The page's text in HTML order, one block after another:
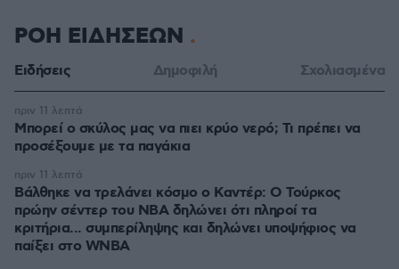
ΡΟΗ ΕΙΔΗΣΕΩΝ
Ειδήσεις Δημοφιλή Σχολιασμένα
Μπορεί ο σκύλος μας να πιει κρύο νερό; Τι πρέπει να
προσέξουμε με τα παγάκια
πριν 11 λεπτά
Βάλθηκε να τρελάνει κόσμο ο Καντέρ: Ο Τούρκος
πρώην σέντερ του NBA δηλώνει ότι πληροί τα
κριτήρια... συμπερίληψης και δηλώνει υποψήφιος να
παίξει στο WNBA
πριν 11 λεπτά